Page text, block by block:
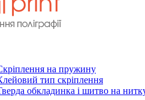
на пружину
тип скріплення
обкладинка і шитво на